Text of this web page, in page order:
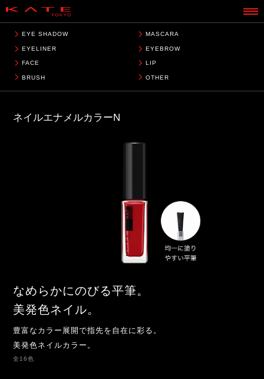
EYE SHADOW MASCARA
EYELINER EYEBROW
FACE LIP
BRUSH OTHER
ネイルエナメルカラーN
なめらかにのびる平筆。
美発色ネイル。
豊富なカラー展開で指先を自在に彩る。
美発色ネイルカラー。
全16色